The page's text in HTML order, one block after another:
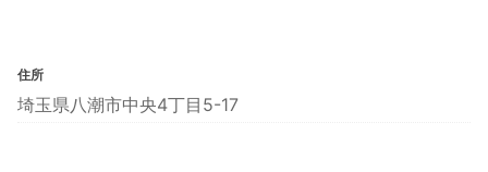
住所
埼玉県八潮市中央4丁目5-17